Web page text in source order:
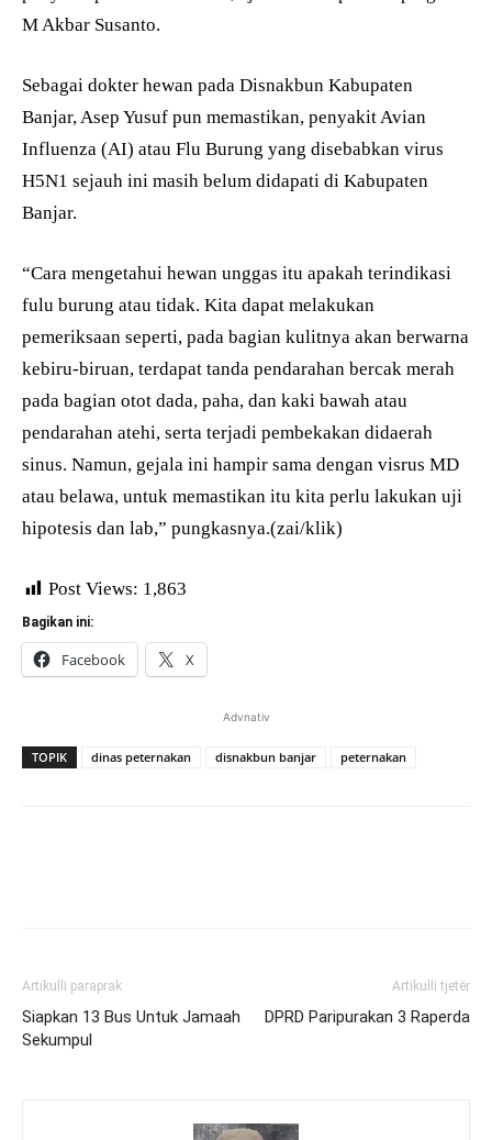
M Akbar Susanto.
Sebagai dokter hewan pada Disnakbun Kabupaten
Banjar, Asep Yusuf pun memastikan, penyakit Avian
Influenza (AI) atau Flu Burung yang disebabkan virus
H5N1 sejauh ini masih belum didapati di Kabupaten
Banjar.
“Cara mengetahui hewan unggas itu apakah terindikasi
fulu burung atau tidak. Kita dapat melakukan
pemeriksaan seperti, pada bagian kulitnya akan berwarna
kebiru-biruan, terdapat tanda pendarahan bercak merah
pada bagian otot dada, paha, dan kaki bawah atau
pendarahan atehi, serta terjadi pembekakan didaerah
sinus. Namun, gejala ini hampir sama dengan visrus MD
atau belawa, untuk memastikan itu kita perlu lakukan uji
hipotesis dan lab,” pungkasnya.(zai/klik)
Post Views: 1,863
Bagikan ini:
Facebook X
Advnativ
TOPIK dinas peternakan disnakbun banjar peternakan
Artikulli paraprak
Siapkan 13 Bus Untuk Jamaah
Sekumpul
Artikulli tjetër
DPRD Paripurakan 3 Raperda